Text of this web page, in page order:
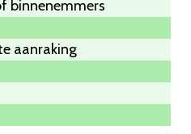
binnenemmers
aanraking